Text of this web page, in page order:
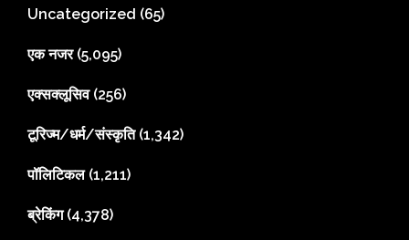
Uncategorized (65)
एक नजर(5,095)
एक्सक्लूसिव(256)
टूरिज्म/धर्म/संस्कृति(1,342)
पॉलिटिकल(1,211)
ब्रेकिंग(4,378)